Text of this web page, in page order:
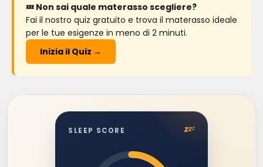
💤 Non sai quale materasso scegliere?
Fai il nostro quiz gratuito e trova il materasso ideale
per le tue esigenze in meno di 2 minuti.
Inizia il Quiz →
SLEEP SCORE zzz